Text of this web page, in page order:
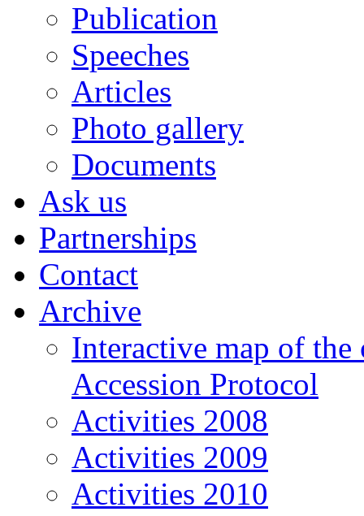
Publication
Speeches
Articles
Photo gallery
Documents
Ask us
Partnerships
Contact
Archive
Interactive map of
Accession Protocol
Activities 2008
Activities 2009
Activities 2010